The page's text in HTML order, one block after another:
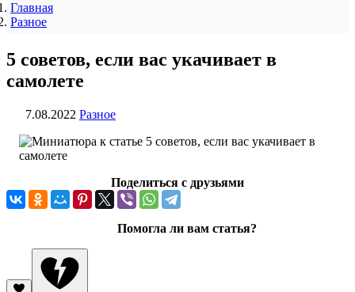
Главная
Разное
5 советов, если вас укачивает в
самолете
7.08.2022 Разное
Поделиться с друзьями
Помогла ли вам статья?